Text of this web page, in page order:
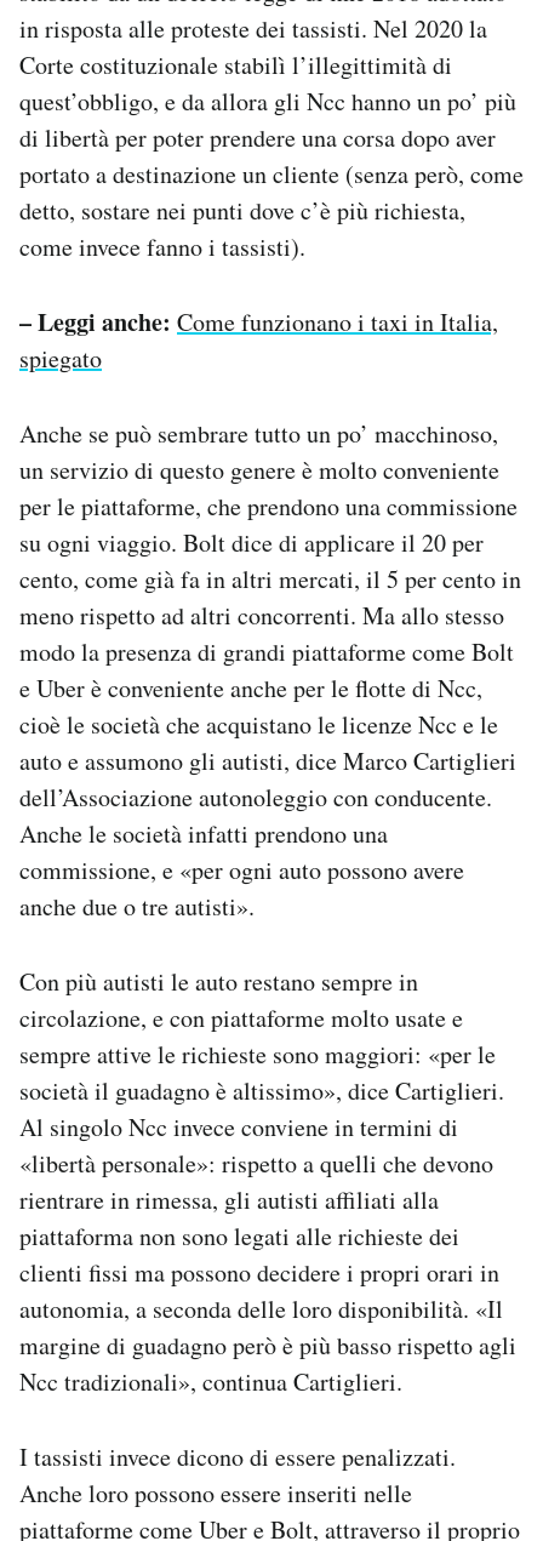
in risposta alle proteste dei tassisti. Nel 2020 la
Corte costituzionale stabilì l’illegittimità di
quest’obbligo, e da allora gli Ncc hanno un po’ più
di libertà per poter prendere una corsa dopo aver
portato a destinazione un cliente (senza però, come
detto, sostare nei punti dove c’è più richiesta,
come invece fanno i tassisti).
– Leggi anche: Come funzionano i taxi in Italia,
spiegato
Anche se può sembrare tutto un po’ macchinoso,
un servizio di questo genere è molto conveniente
per le piattaforme, che prendono una commissione
su ogni viaggio. Bolt dice di applicare il 20 per
cento, come già fa in altri mercati, il 5 per cento in
meno rispetto ad altri concorrenti. Ma allo stesso
modo la presenza di grandi piattaforme come Bolt
e Uber è conveniente anche per le flotte di Ncc,
cioè le società che acquistano le licenze Ncc e le
auto e assumono gli autisti, dice Marco Cartiglieri
dell’Associazione autonoleggio con conducente.
Anche le società infatti prendono una
commissione, e «per ogni auto possono avere
anche due o tre autisti».
Con più autisti le auto restano sempre in
circolazione, e con piattaforme molto usate e
sempre attive le richieste sono maggiori: «per le
società il guadagno è altissimo», dice Cartiglieri.
Al singolo Ncc invece conviene in termini di
«libertà personale»: rispetto a quelli che devono
rientrare in rimessa, gli autisti affiliati alla
piattaforma non sono legati alle richieste dei
clienti fissi ma possono decidere i propri orari in
autonomia, a seconda delle loro disponibilità. «Il
margine di guadagno però è più basso rispetto agli
Ncc tradizionali», continua Cartiglieri.
I tassisti invece dicono di essere penalizzati.
Anche loro possono essere inseriti nelle
piattaforme come Uber e Bolt, attraverso il proprio